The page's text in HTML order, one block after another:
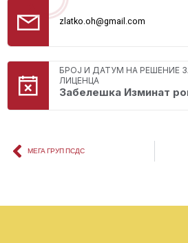
zlatko.oh@gmail.com
БРОЈ И ДАТУМ НА РЕШЕНИЕ
ЛИЦЕНЦА
Забелешка Изминат
МЕГА ГРУП ПСДС